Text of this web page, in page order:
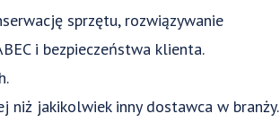
sprzętu, rozwiązywanie
i bezpieczeństwa klienta.
niż jakikolwiek inny dostawca w branży.